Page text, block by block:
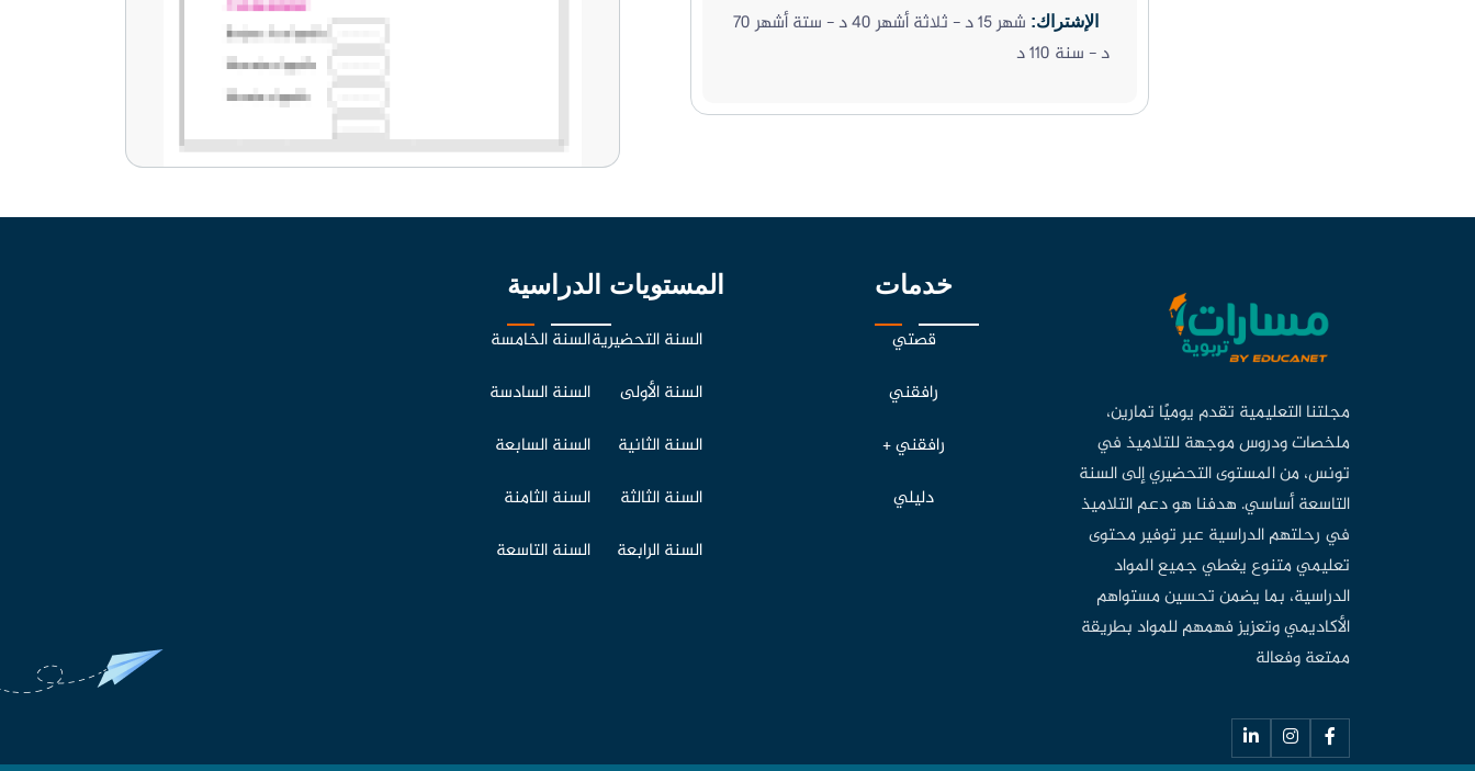
الإشتراك:
شهر 15 د - ثلاثة أشهر 40 د - ستة أشهر 70
د - سنة 110 د
مجلتنا التعليمية تقدم يوميًا تمارين،
ملخصات ودروس موجهة للتلاميذ في
تونس، من المستوى التحضيري إلى السنة
التاسعة أساسي. هدفنا هو دعم التلاميذ
في رحلتهم الدراسية عبر توفير محتوى
تعليمي متنوع يغطي جميع المواد
الدراسية، بما يضمن تحسين مستواهم
الأكاديمي وتعزيز فهمهم للمواد بطريقة
ممتعة وفعالة
خدمات
قصتي
رافقني
رافقني +
دليلي
المستويات الدراسية
السنة التحضيرية
السنة الأولى
السنة الثانية
السنة الثالثة
السنة الرابعة
السنة الخامسة
السنة السادسة
السنة السابعة
السنة الثامنة
السنة التاسعة